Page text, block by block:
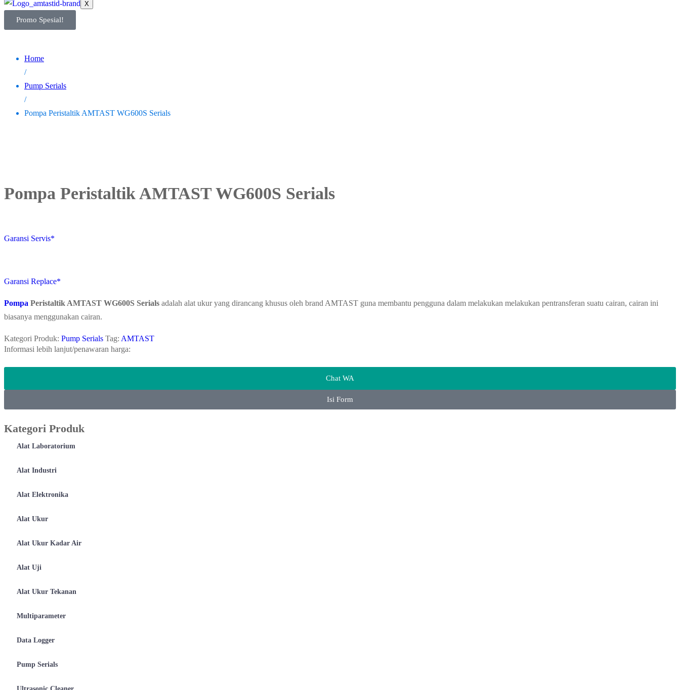
X
Promo Spesial!
Home
/
Pump Serials
/
Pompa Peristaltik AMTAST WG600S Serials
Pompa Peristaltik AMTAST WG600S Serials
Garansi Servis*
Garansi Replace*
Pompa Peristaltik AMTAST WG600S Serials adalah alat ukur yang dirancang khusus oleh brand AMTAST guna membantu pengguna dalam melakukan melakukan pentransferan suatu cairan, cairan ini
biasanya menggunakan cairan.
Kategori Produk: Pump Serials Tag: AMTAST
Informasi lebih lanjut/penawaran harga:
Chat WA
Isi Form
Kategori Produk
Alat Laboratorium
Alat Industri
Alat Elektronika
Alat Ukur
Alat Ukur Kadar Air
Alat Uji
Alat Ukur Tekanan
Multiparameter
Data Logger
Pump Serials